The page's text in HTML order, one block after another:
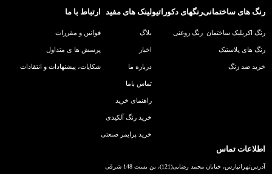
رنگ های ساختمانی
رنگ اکریلیک ساختمان
رنگ های پلاستیک
خرید ضد زنگ
رنگهای دکوراتیو
رنگ روغنی
لینک های مفید
بلاگ
اخبار
درباره ما
تماس باما
راهنمای خرید
خرید رنگ آلکیدی
خرید پرایمر صنعتی
ارتباط با ما
قوانین و مقررات
پرسش ها ی متداول
شکایات، پیشنهادات و انتقادات
اطلاعات تماس
آدرستهرانپارس، خیابان محمد رضایی(121)، بن بست 148 شرقی